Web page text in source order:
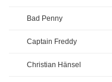
Bad Penny
Captain Freddy
Christian Hänsel